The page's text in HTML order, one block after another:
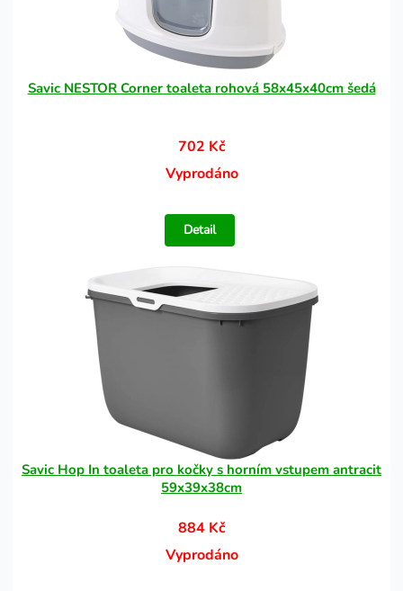
Savic NESTOR Corner toaleta rohová 58x45x40cm šedá
702 Kč
Vyprodáno
Detail
Savic Hop In toaleta pro kočky s horním vstupem antracit
59x39x38cm
884 Kč
Vyprodáno